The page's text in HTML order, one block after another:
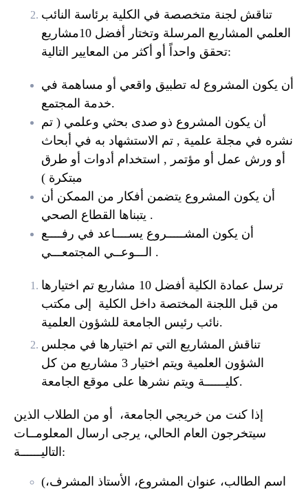
تناقش لجنة متخصصة في الكلية برئاسة النائب
العلمي المشاريع المرسلة وتختار أفضل 10مشاريع
تحقق واحداً أو أكثر من المعايير التالية:
أن يكون المشروع له تطبيق واقعي أو مساهمة في
خدمة المجتمع.
أن يكون المشروع ذو صدى بحثي وعلمي ( تم
نشره في مجلة علمية , تم الاستشهاد به في أبحاث
أو ورش عمل أو مؤتمر , استخدام أدوات أو طرق
مبتكرة )
أن يكون المشروع يتضمن أفكار من الممكن أن
يتبناها القطاع الصحي .
أن يكون المشـــــروع يســــاعد في رفــــع
الـــوعــي المجتمعـــي .
ترسل عمادة الكلية أفضل 10 مشاريع تم اختيارها
من قبل اللجنة المختصة داخل الكلية إلى مكتب
نائب رئيس الجامعة للشؤون العلمية.
تناقش المشاريع التي تم اختيارها في مجلس
الشؤون العلمية ويتم اختيار 3 مشاريع من كل
كليــــــة ويتم نشرها على موقع الجامعة.
إذا كنت من خريجي الجامعة، أو من الطلاب الذين
سيتخرجون العام الحالي، يرجى ارسال المعلومــات
التاليــــــة:
(اسم الطالب، عنوان المشروع، الأستاذ المشرف،